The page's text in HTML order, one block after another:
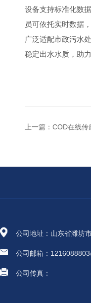
设备支持标准化数
员可依托实时数据
广泛适配市政污水
稳定出水水质，助
上一篇： COD在线传
公司地址：山东省潍坊
公司邮箱：
公司传真：